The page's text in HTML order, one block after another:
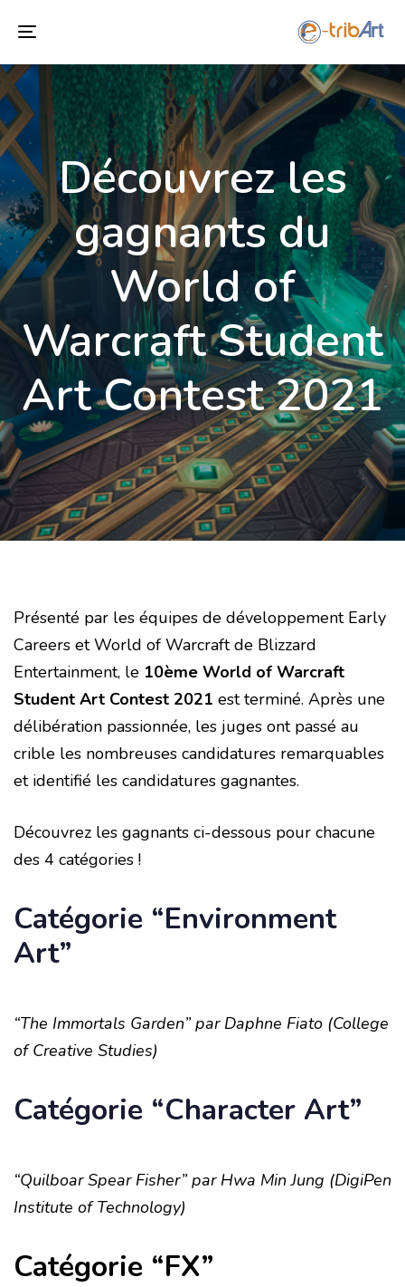
Toggle
navigation
Découvrez les
gagnants du
World of
Warcraft Student
Art Contest 2021
Présenté par les équipes de développement Early
Careers et World of Warcraft de Blizzard
Entertainment, le 10ème World of Warcraft
Student Art Contest 2021 est terminé. Après une
délibération passionnée, les juges ont passé au
crible les nombreuses candidatures remarquables
et identifié les candidatures gagnantes.
Découvrez les gagnants ci-dessous pour chacune
des 4 catégories !
Catégorie “Environment
Art”
“The Immortals Garden” par Daphne Fiato (College
of Creative Studies)
Catégorie “Character Art”
“Quilboar Spear Fisher” par Hwa Min Jung (DigiPen
Institute of Technology)
Catégorie “FX”